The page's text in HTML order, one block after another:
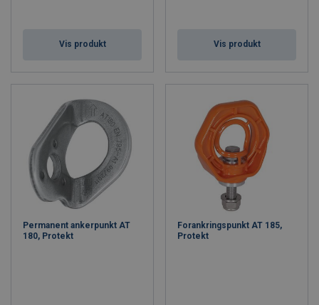
Vis produkt Vis produkt
Permanent ankerpunkt AT
180, Protekt
Forankringspunkt AT 185,
Protekt